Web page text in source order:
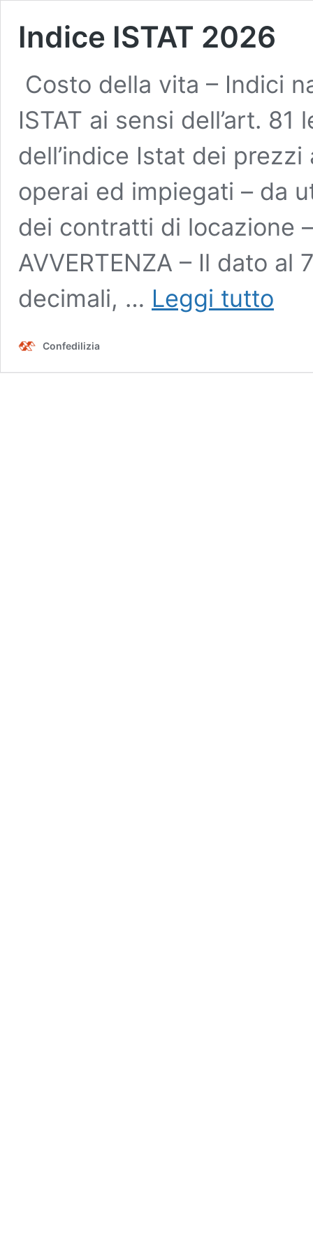
Indice ISTAT 2026
Costo della vita – Indici
ISTAT ai sensi dell’art.
dell’indice Istat dei
operai ed impiegati – da
dei contratti di locazione
AVVERTENZA – Il dato
decimali, … Leggi tutto
Confedilizia